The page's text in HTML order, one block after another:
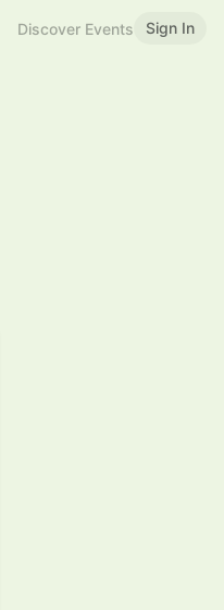
Discover Events Sign In